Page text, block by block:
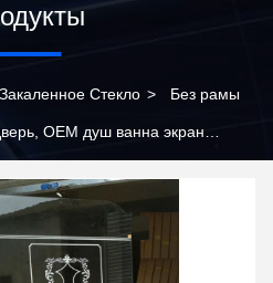
Стекло > Без рамы
OEM душ ванна экран